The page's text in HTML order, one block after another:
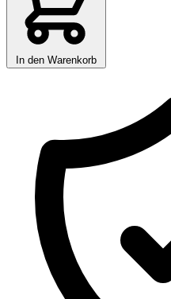
In den Warenkorb